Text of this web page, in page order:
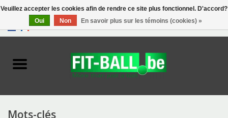
0 Articles - €0,00
Mots-clés
Veuillez accepter les cookies afin de rendre ce site plus fonctionnel. D'accord?
Oui
Non En savoir plus sur les témoins (cookies) »